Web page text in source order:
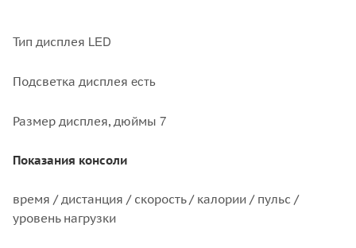
Тип дисплея LED
Подсветка дисплея есть
Размер дисплея, дюймы 7
Показания консоли
время / дистанция / скорость / калории / пульс /
уровень нагрузки